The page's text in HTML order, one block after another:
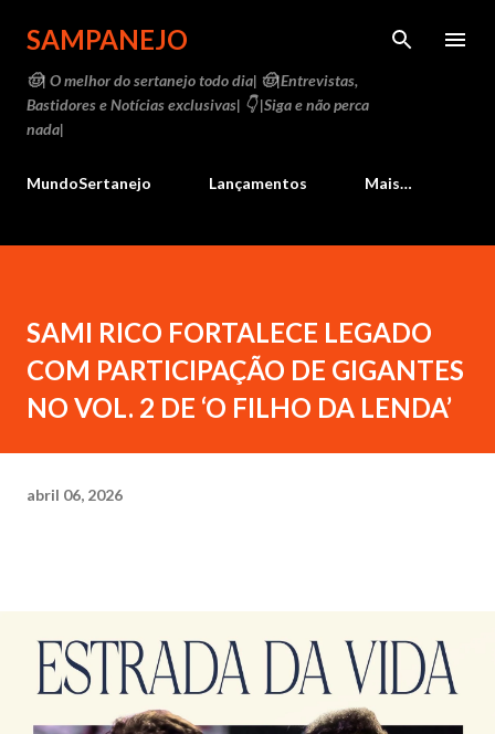
Pular para o conteúdo principal
SAMPANEJO
🤠| O melhor do sertanejo todo dia| 🤠|Entrevistas,
Bastidores e Notícias exclusivas| 👇 |Siga e não perca
nada|
MundoSertanejo Lançamentos Mais…
SAMI RICO FORTALECE LEGADO
COM PARTICIPAÇÃO DE GIGANTES
NO VOL. 2 DE ‘O FILHO DA LENDA’
abril 06, 2026